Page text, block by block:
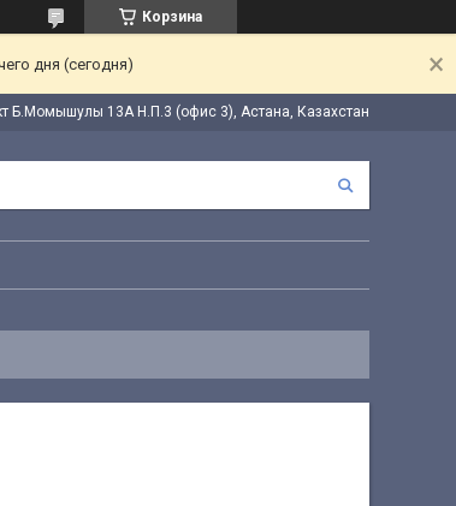
Корзина
дня (сегодня)
Б.Момышулы 13А Н.П.3 (офис 3), Астана, Казахстан